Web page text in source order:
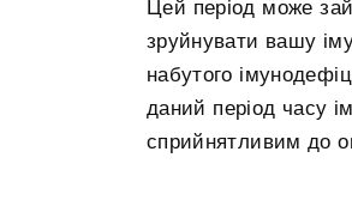
Цей період може
зруйнувати вашу
набутого
даний період часу
сприйнятливим до